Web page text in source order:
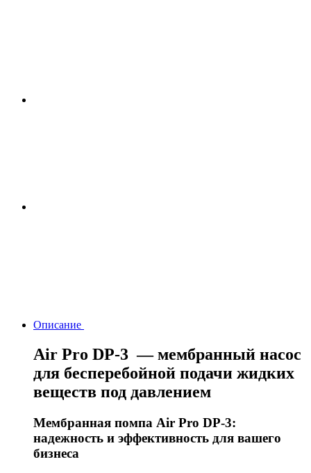
Описание
Air Pro DP-3 — мембранный насос
для бесперебойной подачи жидких
веществ под давлением
Мембранная помпа Air Pro DP-3:
надежность и эффективность для вашего
бизнеса